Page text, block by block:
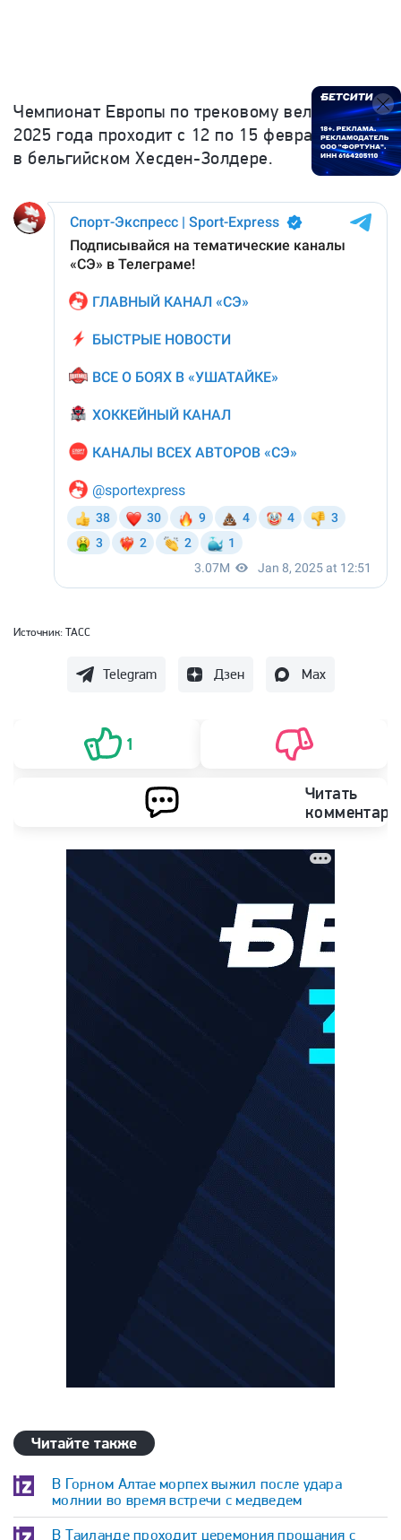
Чемпионат Европы по трековому велоспорту
2025 года проходит с 12 по 15 февраля
в бельгийском Хесден-Золдере.
Источник: ТАСС
Telegram Дзен Max
1
Читать
Читайте также
В Горном Алтае морпех выжил после удара
молнии во время встречи с медведем
В Таиланде проходит церемония прощания с